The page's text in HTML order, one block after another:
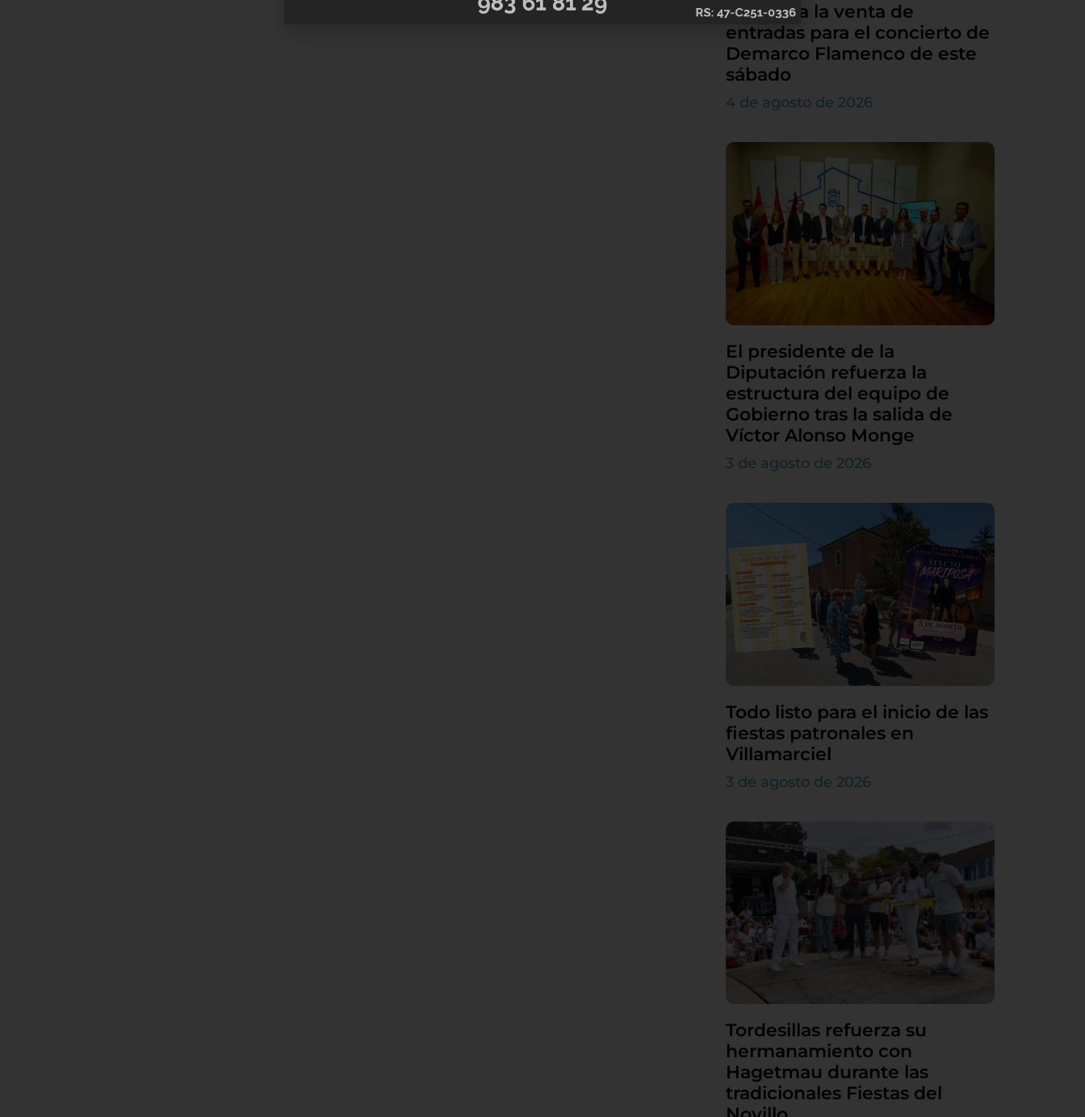
Continúa la venta de
entradas para el concierto de
Demarco Flamenco de este
sábado
4 de agosto de 2026
El presidente de la
Diputación refuerza la
estructura del equipo de
Gobierno tras la salida de
Víctor Alonso Monge
3 de agosto de 2026
Todo listo para el inicio de las
fiestas patronales en
Villamarciel
3 de agosto de 2026
Tordesillas refuerza su
hermanamiento con
Hagetmau durante las
tradicionales Fiestas del